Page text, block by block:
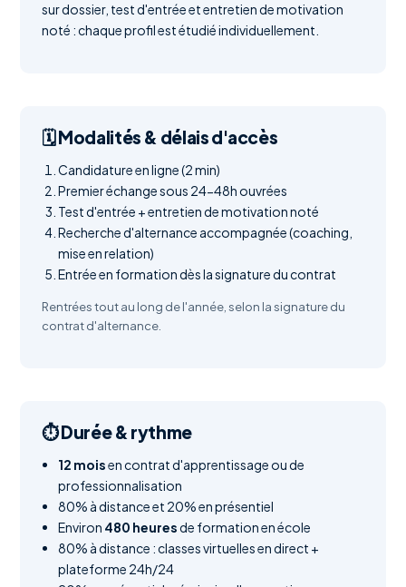
sur dossier, test d'entrée et entretien de motivation
noté : chaque profil est étudié individuellement.
🗓️ Modalités & délais d'accès
Candidature en ligne (2 min)
Premier échange sous 24-48h ouvrées
Test d'entrée + entretien de motivation noté
Recherche d'alternance accompagnée (coaching,
mise en relation)
Entrée en formation dès la signature du contrat
Rentrées tout au long de l'année, selon la signature du
contrat d'alternance.
⏱️ Durée & rythme
12 moisen contrat d'apprentissage ou de
professionnalisation
80% à distance et 20% en présentiel
Environ 480 heuresde formation en école
80% à distance : classes virtuelles en direct +
plateforme 24h/24